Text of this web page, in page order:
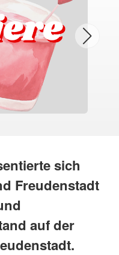
sich
Freudenstadt
auf der